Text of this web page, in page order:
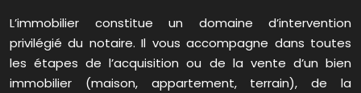
L’immobilier constitue un domaine d’intervention
privilégié du notaire. Il vous accompagne dans toutes
les étapes de l’acquisition ou de la vente d’un bien
immobilier (maison, appartement, terrain), de la